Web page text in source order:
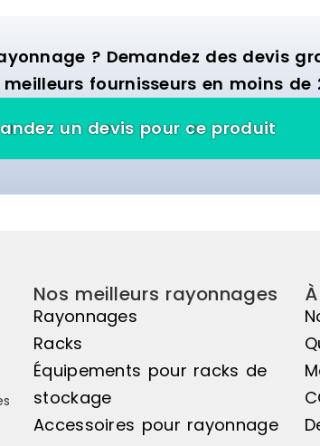
? Demandez des devis
fournisseurs en moins de
un devis pour ce produit
Nos meilleurs rayonnages
Rayonnages
Racks
Équipements pour racks de
stockage
Accessoires pour rayonnage